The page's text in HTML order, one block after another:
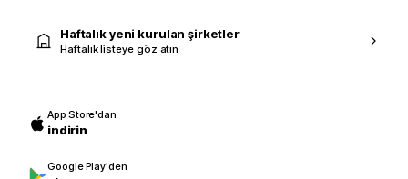
Haftalık yeni kurulan şirketler
Haftalık listeye göz atın
App Store'dan
indirin
Google Play'den